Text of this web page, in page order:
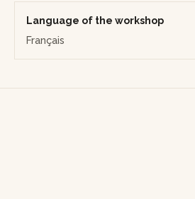
Language of the workshop
Français